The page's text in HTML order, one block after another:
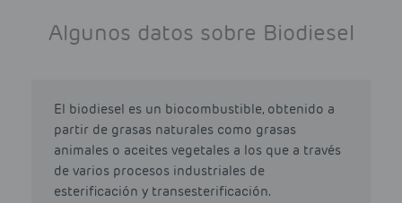
Algunos datos sobre Biodiesel
El biodiesel es un biocombustible, obtenido a
partir de grasas naturales como grasas
animales o aceites vegetales a los que a través
de varios procesos industriales de
esterificación y transesterificación.